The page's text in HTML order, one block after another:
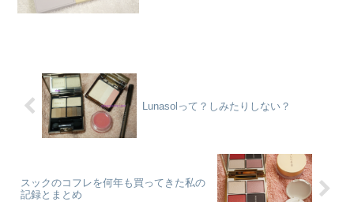
Lunasolって？しみたりしない？
スックのコフレを何年も買ってきた私の
記録とまとめ